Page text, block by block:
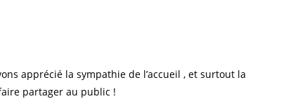
apprécié la sympathie de l’accueil , et surtout la
partager au public !